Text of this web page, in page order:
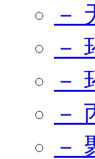
－
－
－
－
－